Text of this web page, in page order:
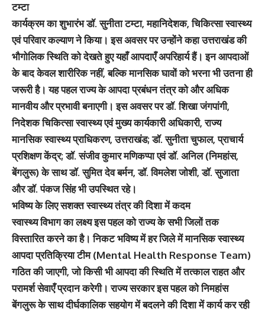
टम्टा
कार्यक्रम का शुभारंभ डॉ. सुनीता टम्टा, महानिदेशक, चिकित्सा स्वास्थ्य
एवं परिवार कल्याण ने किया। इस अवसर पर उन्होंने कहा उत्तराखंड की
भौगोलिक स्थिति को देखते हुए यहाँ आपदाएँ अपरिहार्य हैं। इन आपदाओं
के बाद केवल शारीरिक नहीं, बल्कि मानसिक घावों को भरना भी उतना ही
जरूरी है। यह पहल राज्य के आपदा प्रबंधन तंत्र को और अधिक
मानवीय और प्रभावी बनाएगी। इस अवसर पर डॉ. शिखा जंगपांगी,
निदेशक चिकित्सा स्वास्थ्य एवं मुख्य कार्यकारी अधिकारी, राज्य
मानसिक स्वास्थ्य प्राधिकरण, उत्तराखंड; डॉ. सुनीता चुफाल, प्राचार्य
प्रशिक्षण केंद्र; डॉ. संजीव कुमार मणिकप्पा एवं डॉ. अनिल (निमहांस,
बेंगलुरू) के साथ डॉ. सुमित देव बर्मन, डॉ. विमलेश जोशी, डॉ. सुजाता
और डॉ. पंकज सिंह भी उपस्थित रहे।
भविष्य के लिए सशक्त स्वास्थ्य तंत्र की दिशा में कदम
स्वास्थ्य विभाग का लक्ष्य इस पहल को राज्य के सभी जिलों तक
विस्तारित करने का है। निकट भविष्य में हर जिले में मानसिक स्वास्थ्य
आपदा प्रतिक्रिया टीम (Mental Health Response Team)
गठित की जाएगी, जो किसी भी आपदा की स्थिति में तत्काल राहत और
परामर्श सेवाएँ प्रदान करेगी। राज्य सरकार इस पहल को निमहांस
बेंगलुरू के साथ दीर्घकालिक सहयोग में बदलने की दिशा में कार्य कर रही